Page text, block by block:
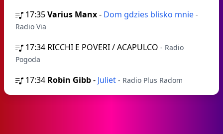
17:35Varius Manx- Dom gdzies blisko mnie -
Radio Via
17:34 RICCHI E POVERI / ACAPULCO - Radio
Pogoda
17:34 Robin Gibb- Juliet - Radio Plus Radom